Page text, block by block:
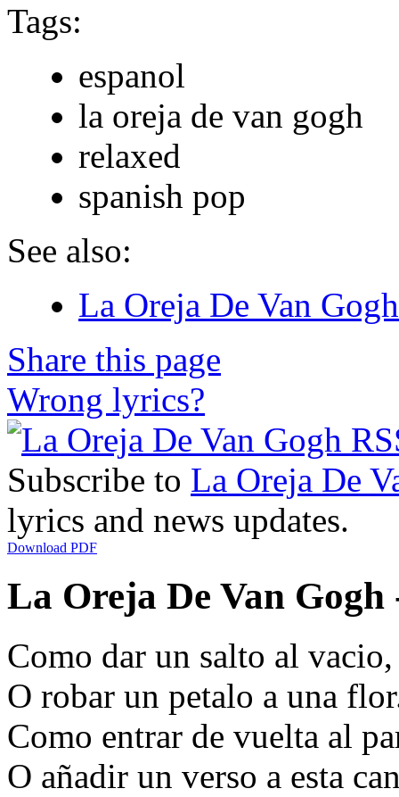
Tags:
espanol
la oreja de van gogh
relaxed
spanish pop
See also:
La Oreja De Van
Share this page
Wrong lyrics?
Subscribe to La Oreja De
lyrics and news updates.
Download PDF
La Oreja De Van
Como dar un salto al vacio,
O robar un petalo a una
Como entrar de vuelta al
O añadir un verso a esta